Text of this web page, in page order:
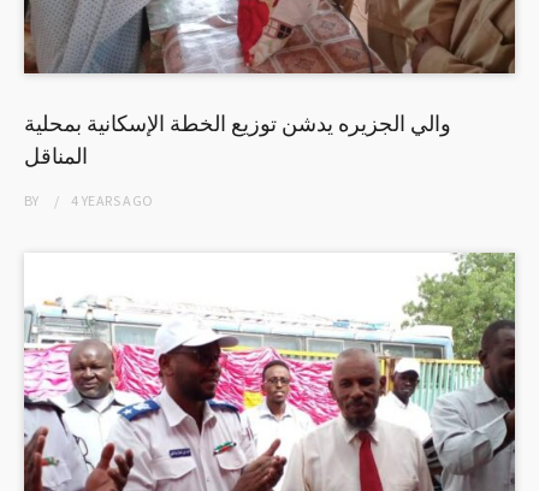
والي الجزيره يدشن توزيع الخطة الإسكانية بمحلية
المناقل
BY 4 YEARSAGO